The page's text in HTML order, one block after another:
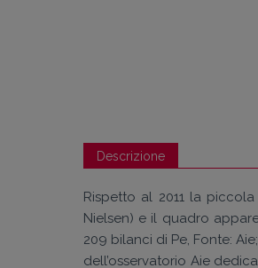
Descrizione
Rispetto al 2011 la
Nielsen) e il quadro
209 bilanci di Pe, Fonte:
dell’osservatorio Aie